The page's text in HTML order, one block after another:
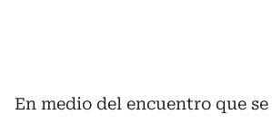
En medio del encuentro que